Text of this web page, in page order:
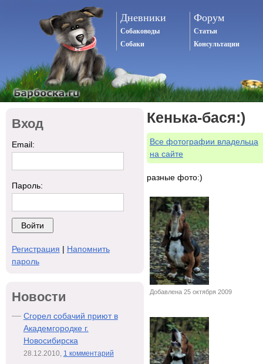
Дневники
Собаководы
Собаки
Форум
Статьи
Консультации
Кенька-бася:)
Все фотографии владельца
на сайте
разные фото:)
Добавлена 25 октября 2009
Вход
Email:
Пароль:
Регистрация | Напомнить
пароль
Новости
Сгорел собачий приют в
Академгородке г.
Новосибирска
28.12.2010, 1 комментарий